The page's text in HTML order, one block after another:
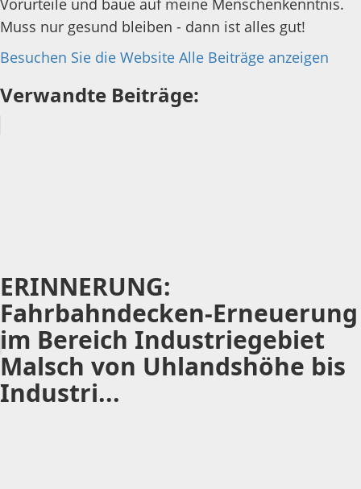
Vorurteile und baue auf meine Menschenkenntnis.
Muss nur gesund bleiben - dann ist alles gut!
Besuchen Sie die Website Alle Beiträge anzeigen
Verwandte Beiträge:
ERINNERUNG:
Fahrbahndecken-Erneuerung
im Bereich Industriegebiet
Malsch von Uhlandshöhe bis
Industri...